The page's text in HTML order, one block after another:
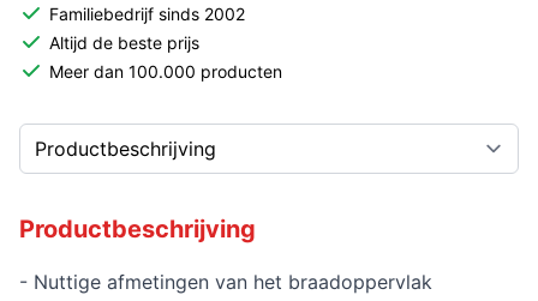
Familiebedrijf sinds 2002
Altijd de beste prijs
Meer dan 100.000 producten
Productbeschrijving
- Nuttige afmetingen van het braadoppervlak